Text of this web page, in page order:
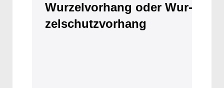
Wurzelvorhang oder Wur­
zelschutzvorhang